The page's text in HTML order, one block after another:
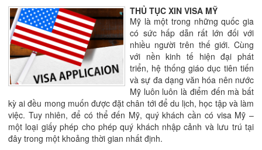
THỦ TỤC XIN VISA MỸ
Mỹ là một trong những quốc gia
có sức hấp dẫn rất lớn đối với
nhiều người trên thế giới. Cùng
với nền kinh tế hiện đại phát
triển, hệ thống giáo dục tiên tiến
và sự đa dạng văn hóa nên nước
Mỹ luôn luôn là điểm đến mà bất
kỳ ai đều mong muốn được đặt chân tới để du lịch, học tập và làm
việc. Tuy nhiên, để có thể đến Mỹ, quý khách cần có visa Mỹ –
một loại giấy phép cho phép quý khách nhập cảnh và lưu trú tại
đây trong một khoảng thời gian nhất định.